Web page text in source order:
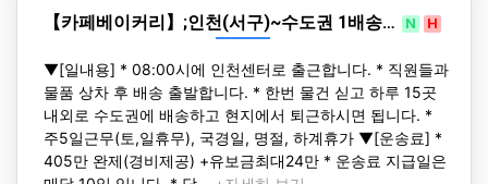
【카페베이커리】;인천(서구)~수도권 1배송… N H
▼[일내용] * 08:00시에 인천센터로 출근합니다. * 직원들과
물품 상차 후 배송 출발합니다. * 한번 물건 싣고 하루 15곳
내외로 수도권에 배송하고 현지에서 퇴근하시면 됩니다. *
주5일근무(토,일휴무), 국경일, 명절, 하계휴가 ▼[운송료] *
405만 완제(경비제공) +유보금최대24만 * 운송료 지급일은